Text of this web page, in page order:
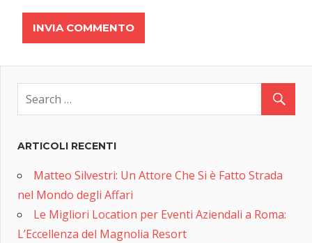
ARTICOLI RECENTI
Matteo Silvestri: Un Attore Che Si è Fatto Strada
nel Mondo degli Affari
Le Migliori Location per Eventi Aziendali a Roma:
L’Eccellenza del Magnolia Resort